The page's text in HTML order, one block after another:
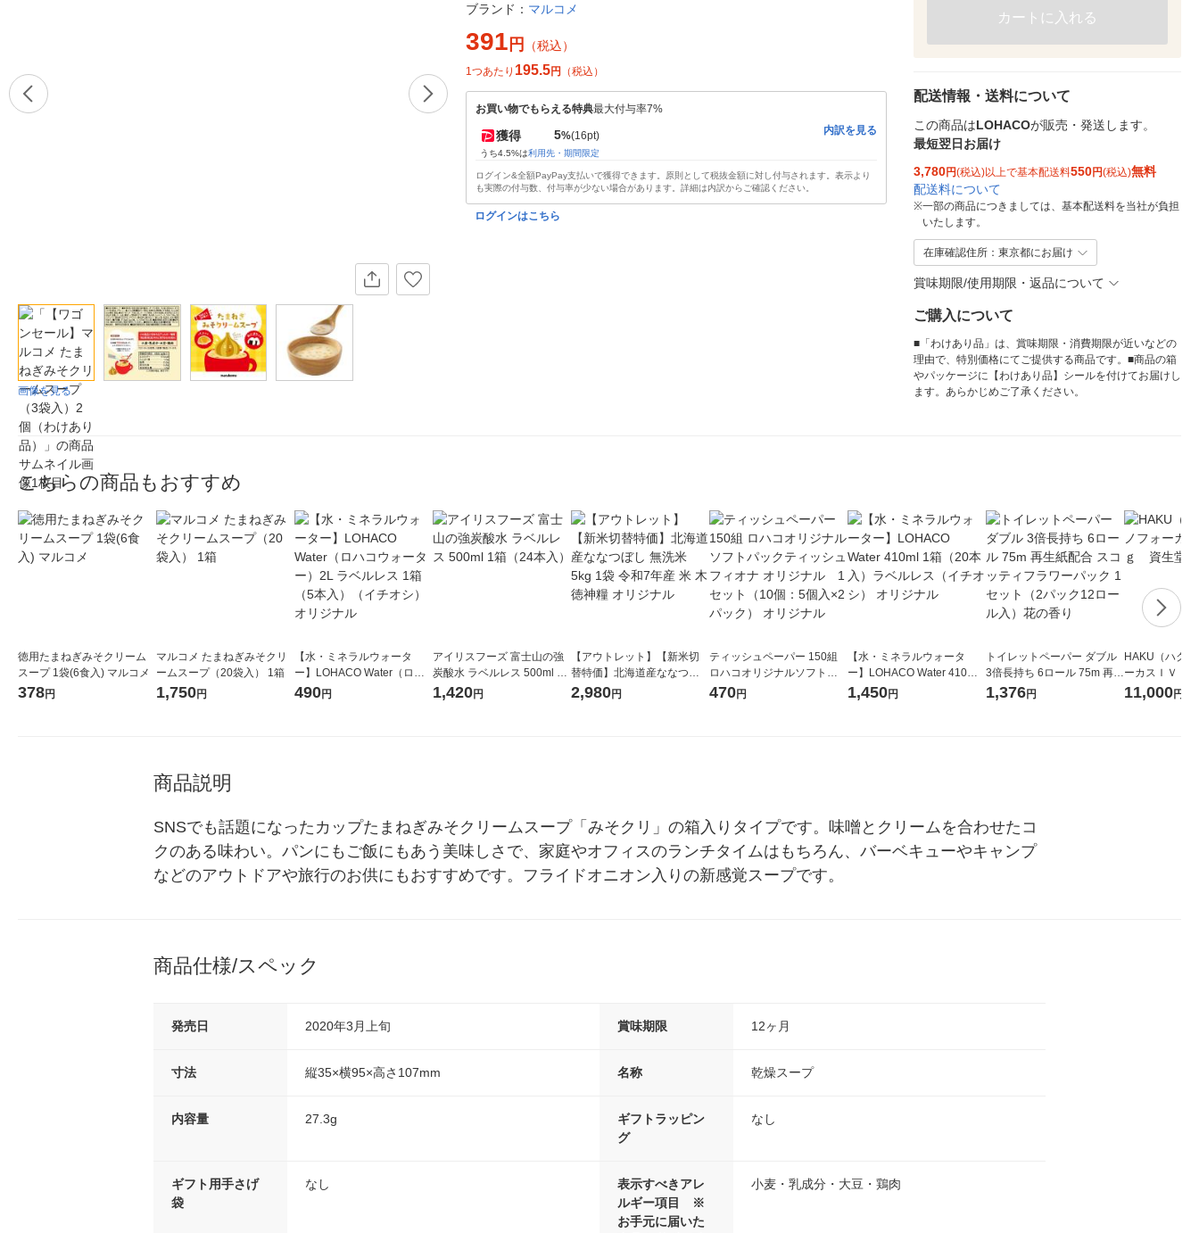
画像を見る
ブランド： マルコメ
391 円 （税込）
1つあたり 195.5円 （税込）
お買い物でもらえる特典最大付与率7%
獲得 5%(16pt)
うち4.5%は利用先・期間限定
内訳を見る
ログイン&全額PayPay支払いで獲得できます。原則として税抜金額に対し付与されます。表示より
も実際の付与数、付与率が少ない場合があります。詳細は内訳からご確認ください。
ログインはこちら
カートに入れる
配送情報・送料について
この商品はLOHACOが販売・発送します。
最短翌日お届け
3,780円(税込)以上で基本配送料550円(税込)無料
配送料について
※一部の商品につきましては、基本配送料を当社が負担
いたします。
在庫確認住所：東京都にお届け
賞味期限/使用期限・返品について
ご購入について
■「わけあり品」は、賞味期限・消費期限が近いなどの
理由で、特別価格にてご提供する商品です。■商品の箱
やパッケージに【わけあり品】シールを付けてお届けし
ます。あらかじめご了承ください。
こちらの商品もおすすめ
徳用たまねぎみそクリーム
スープ 1袋(6食入) マルコメ
378円
マルコメ たまねぎみそクリ
ームスープ（20袋入） 1箱
1,750円
【水・ミネラルウォータ
ー】LOHACO Water（ロハ
コウォーター）2L ラベルレ
490円
アイリスフーズ 富士山の強
炭酸水 ラベルレス 500ml 1
箱（24本入）
1,420円
【アウトレット】【新米切
替特価】北海道産ななつぼ
し 無洗米 5kg 1袋 令和7年産
2,980円
ティッシュペーパー 150組
ロハコオリジナルソフトパ
ックティッシュ フィオナ オ
470円
【水・ミネラルウォータ
ー】LOHACO Water 410ml
1箱（20本入）ラベルレス
1,450円
トイレットペーパー ダブル
3倍長持ち 6ロール 75m 再生
紙配合 スコッティフラワー
1,376円
HAKU（ハク
ーカスＩＶ
堂 おまけ付き
11,000円
商品説明
SNSでも話題になったカップたまねぎみそクリームスープ「みそクリ」の箱入りタイプです。味噌とクリームを合わせたコ
クのある味わい。パンにもご飯にもあう美味しさで、家庭やオフィスのランチタイムはもちろん、バーベキューやキャンプ
などのアウトドアや旅行のお供にもおすすめです。フライドオニオン入りの新感覚スープです。
商品仕様/スペック
発売日 2020年3月上旬 賞味期限 12ヶ月
寸法 縦35×横95×高さ107mm 名称 乾燥スープ
内容量 27.3g
ギフトラッピン
グ
なし
ギフト用手さげ
袋
なし
表示すべきアレ
ルギー項目 ※
お手元に届いた
小麦・乳成分・大豆・鶏肉